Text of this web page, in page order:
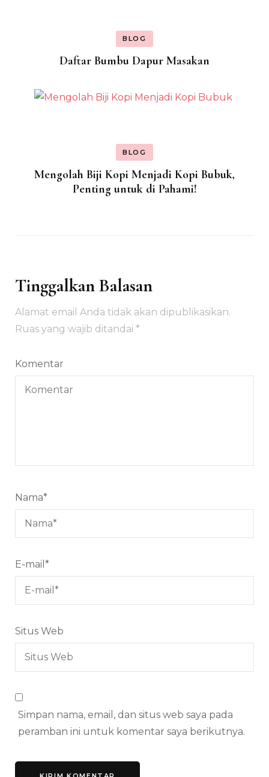
BLOG
Daftar Bumbu Dapur Masakan
BLOG
Mengolah Biji Kopi Menjadi Kopi Bubuk,
Penting untuk di Pahami!
Tinggalkan Balasan
Alamat email Anda tidak akan dipublikasikan.
Ruas yang wajib ditandai *
Komentar
Nama*
E-mail *
Situs Web
Simpan nama, email, dan situs web saya pada
peramban ini untuk komentar saya berikutnya.